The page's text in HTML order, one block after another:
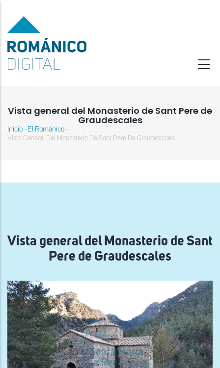
contenido
principal
Vista general del Monasterio de Sant Pere de
Graudescales
Sobrescribir
ayuda
Inicio - El Románico -
Vista General Del Monasterio De Sant Pere De Graudescales
Vista general del Monasterio de Sant
Pere de Graudescales